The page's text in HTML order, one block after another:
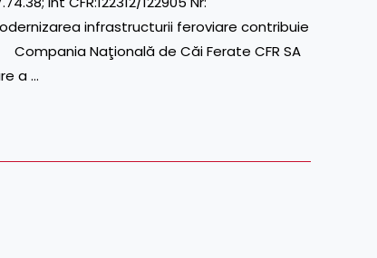
infrastructurii feroviare contribuie
Naţională de Căi Ferate CFR SA
a …